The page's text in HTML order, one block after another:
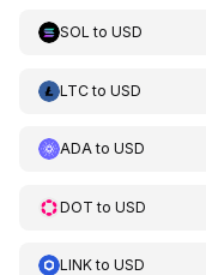
SOL to USD
LTCto USD
ADAto USD
DOT to USD
LINKto USD